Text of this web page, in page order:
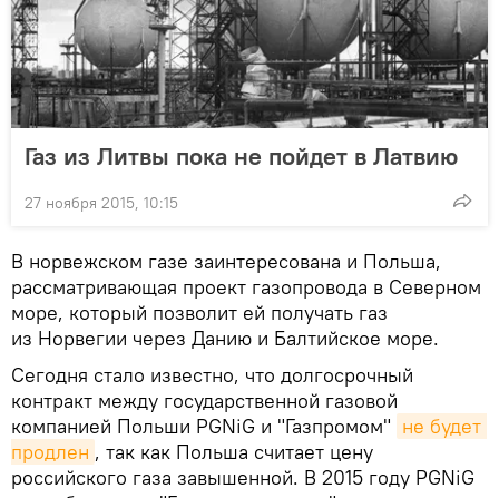
Газ из Литвы пока не пойдет в Латвию
27 ноября 2015, 10:15
В норвежском газе заинтересована и Польша,
рассматривающая проект газопровода в Северном
море, который позволит ей получать газ
из Норвегии через Данию и Балтийское море.
Сегодня стало известно, что долгосрочный
контракт между государственной газовой
компанией Польши PGNiG и "Газпромом" не будет
продлен , так как Польша считает цену
российского газа завышенной. В 2015 году PGNiG